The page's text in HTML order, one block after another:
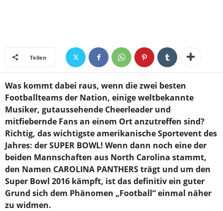
Teilen
Was kommt dabei raus, wenn die zwei besten
Footballteams der Nation, einige weltbekannte
Musiker, gutaussehende Cheerleader und
mitfiebernde Fans an einem Ort anzutreffen sind?
Richtig, das wichtigste amerikanische Sportevent des
Jahres: der SUPER BOWL! Wenn dann noch eine der
beiden Mannschaften aus North Carolina stammt,
den Namen CAROLINA PANTHERS trägt und um den
Super Bowl 2016 kämpft, ist das definitiv ein guter
Grund sich dem Phänomen „Football“ einmal näher
zu widmen.